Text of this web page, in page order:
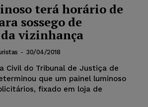
terá horário de
sossego de
vizinhança
- 30/04/2018
Civil do Tribunal de Justiça de
que um painel luminoso
fixado em loja de